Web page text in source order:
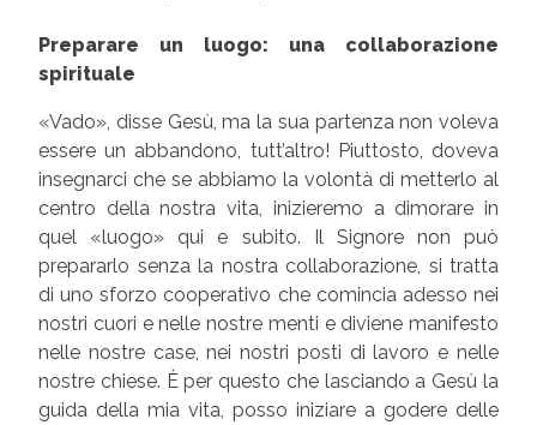
Preparare un luogo: una collaborazione
spirituale
«Vado», disse Gesù, ma la sua partenza non voleva
essere un abbandono, tutt’altro! Piuttosto, doveva
insegnarci che se abbiamo la volontà di metterlo al
centro della nostra vita, inizieremo a dimorare in
quel «luogo» qui e subito. Il Signore non può
prepararlo senza la nostra collaborazione, si tratta
di uno sforzo cooperativo che comincia adesso nei
nostri cuori e nelle nostre menti e diviene manifesto
nelle nostre case, nei nostri posti di lavoro e nelle
nostre chiese. È per questo che lasciando a Gesù la
guida della mia vita, posso iniziare a godere delle